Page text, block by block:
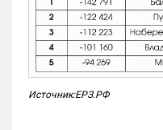
Источник:ЕРЗ.РФ